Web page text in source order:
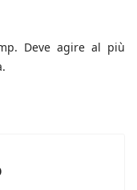
Deve agire al più